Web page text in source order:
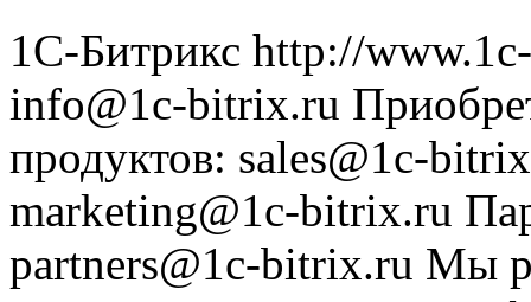
1С-Битрикс http://
info@1c-bitrix.ru
продуктов: sales@1c-
marketing@1c-bitrix.ru
partners@1c-bitrix.ru Мы